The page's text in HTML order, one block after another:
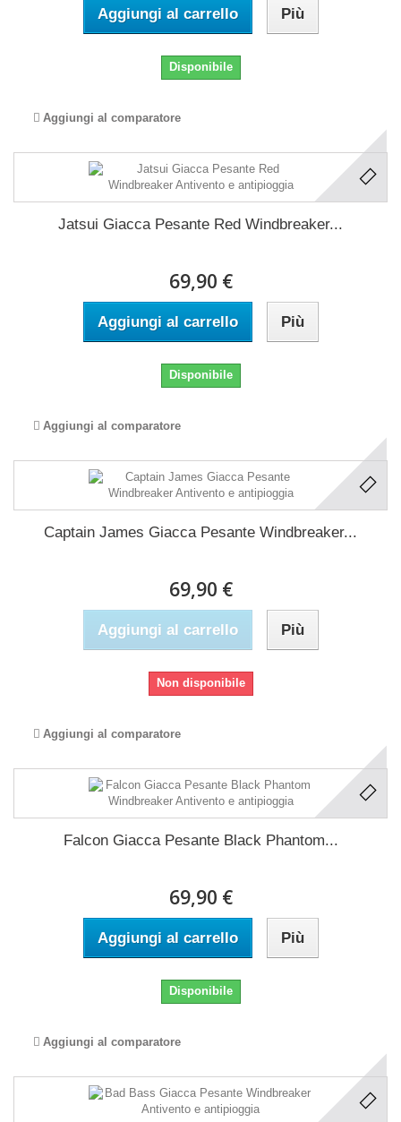
Aggiungi al carrello Più
Disponibile
Aggiungi al comparatore
Jatsui Giacca Pesante Red Windbreaker...
69,90 €
Aggiungi al carrello Più
Disponibile
Aggiungi al comparatore
Captain James Giacca Pesante Windbreaker...
69,90 €
Aggiungi al carrello Più
Non disponibile
Aggiungi al comparatore
Falcon Giacca Pesante Black Phantom...
69,90 €
Aggiungi al carrello Più
Disponibile
Aggiungi al comparatore